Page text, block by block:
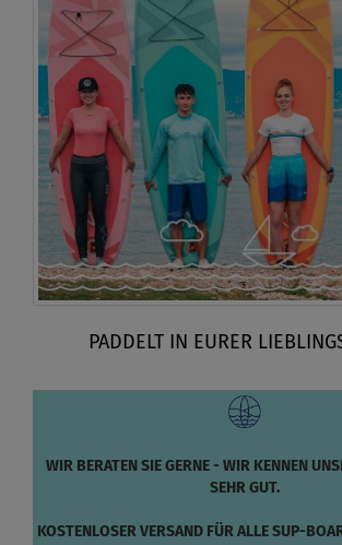
PADDELT IN EURER
WIR BERATEN SIE GERNE - WIR KENNEN
SEHR GUT.
KOSTENLOSER VERSAND FÜR ALLE SUP-